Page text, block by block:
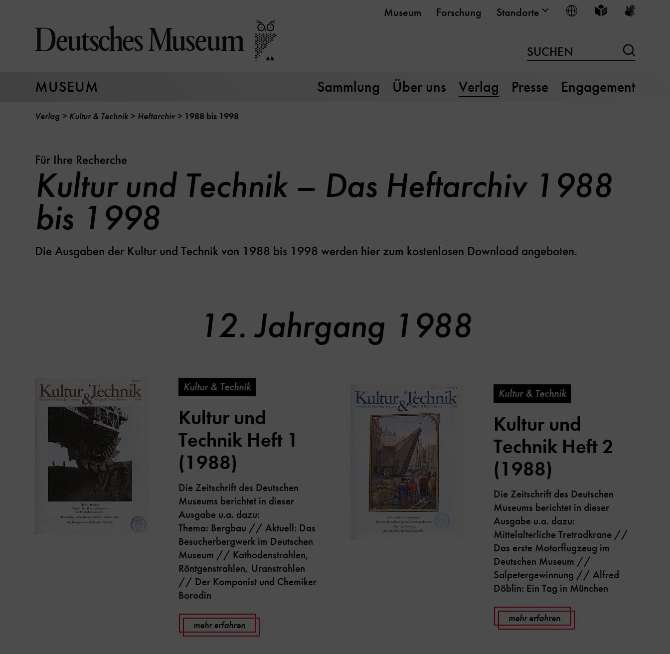
Seiteninhalt
springen
Museum Forschung Standorte Sprache wählen
Leichte Sprache
SUCHEN
MUSEUM Sammlung Über uns Verlag Presse Engagement
Verlag Kultur & Technik Heftarchiv 1988 bis 1998
Für Ihre Recherche
Kultur und Technik – Das Heftarchiv 1988
bis 1998
Die Ausgaben der Kultur und Technik von 1988 bis 1998 werden hier zum kostenlosen Download angeboten.
12. Jahrgang 1988
Kultur & Technik
Kultur und
Technik Heft 1
(1988)
Die Zeitschrift des Deutschen
Museums berichtet in dieser
Ausgabe u.a. dazu:
Thema: Bergbau // Aktuell: Das
Besucherbergwerk im Deutschen
Museum // Kathodenstrahlen,
Röntgenstrahlen, Uranstrahlen
// Der Komponist und Chemiker
Borodin
mehr erfahren
Kultur & Technik
Kultur und
Technik Heft 2
(1988)
Die Zeitschrift des Deutschen
Museums berichtet in dieser
Ausgabe u.a. dazu:
Mittelalterliche Tretradkrane //
Das erste Motorflugzeug im
Deutschen Museum //
Salpetergewinnung // Alfred
Döblin: Ein Tag in München
mehr erfahren